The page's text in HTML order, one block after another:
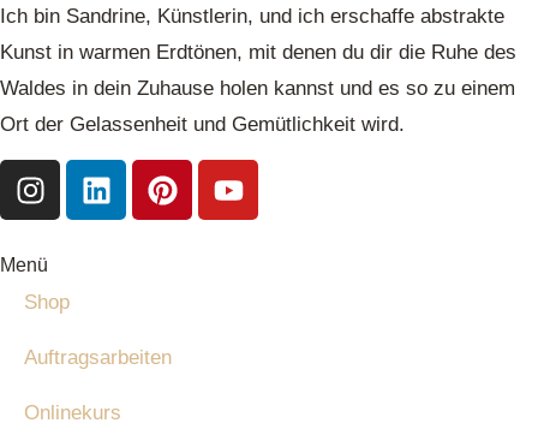
Ich bin Sandrine, Künstlerin, und ich erschaffe abstrakte
Kunst in warmen Erdtönen, mit denen du dir die Ruhe des
Waldes in dein Zuhause holen kannst und es so zu einem
Ort der Gelassenheit und Gemütlichkeit wird.
Menü
Shop
Auftragsarbeiten
Onlinekurs